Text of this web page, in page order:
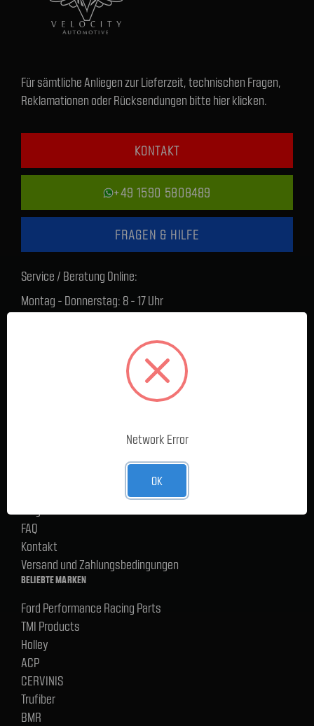
Für sämtliche Anliegen zur Lieferzeit, technischen Fragen,
Reklamationen oder Rücksendungen bitte hier klicken.
KONTAKT
+49 1590 5808489
FRAGEN & HILFE
Service / Beratung Online:
Montag - Donnerstag: 8 - 17 Uhr
Lager Lauenstein (Warenabholungen):
Montag - Donnerstag: 7.30 - 15 Uhr
FAQ
Kontakt
Versand und Zahlungsbedingungen
BELIEBTE MARKEN
Ford Performance Racing Parts
TMI Products
Holley
ACP
CERVINIS
Trufiber
BMR
Network Error
OK